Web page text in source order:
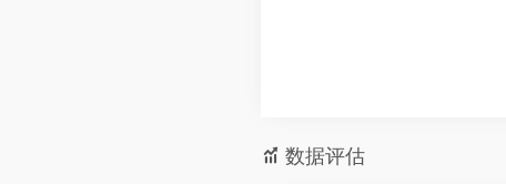
数据评估